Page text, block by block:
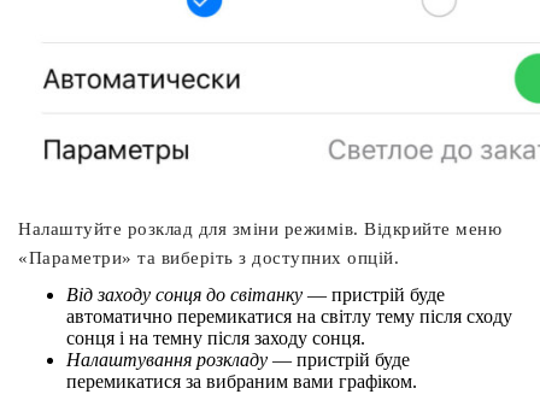
Налаштуйте розклад для зміни режимів. Відкрийте меню
«Параметри» та виберіть з доступних опцій.
Від заходу сонця до світанку — пристрій буде
автоматично перемикатися на світлу тему після сходу
сонця і на темну після заходу сонця.
Налаштування розкладу — пристрій буде
перемикатися за вибраним вами графіком.